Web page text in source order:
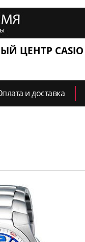
ЦЕНТР CASIO
и доставка